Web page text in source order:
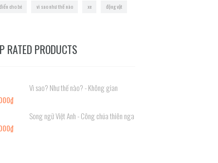
cho bé vì sao như thế nào xe động vật
RATED PRODUCTS
Vì sao? Như thế nào? - Không gian
₫
Song ngữ Việt Anh - Công chúa thiên nga
₫